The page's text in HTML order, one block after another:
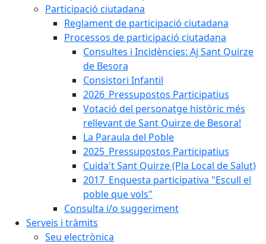
Participació ciutadana
Reglament de participació ciutadana
Processos de participació ciutadana
Consultes i Incidències: Aj Sant Quirze
de Besora
Consistori Infantil
2026_Pressupostos Participatius
Votació del personatge històric més
rellevant de Sant Quirze de Besora!
La Paraula del Poble
2025_Pressupostos Participatius
Cuida't Sant Quirze (Pla Local de Salut)
2017_Enquesta participativa "Escull el
poble que vols"
Consulta i/o suggeriment
Serveis i tràmits
Seu electrònica